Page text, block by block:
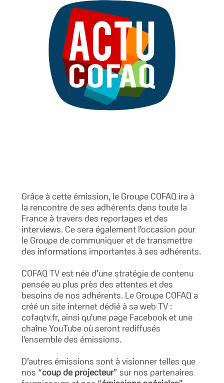
Grâce à cette émission, le Groupe COFAQ ira à
la rencontre de ses adhérents dans toute la
France à travers des reportages et des
interviews. Ce sera également l'occasion pour
le Groupe de communiquer et de transmettre
des informations importantes à ses adhérents.
COFAQ TV est née d’une stratégie de contenu
pensée au plus près des attentes et des
besoins de nos adhérents. Le Groupe COFAQ a
créé un site internet dédié à sa web TV :
cofaqtv.fr, ainsi qu'une page Facebook et une
chaîne YouTube où seront rediffusés
l'ensemble des émissions.
D’autres émissions sont à visionner telles que
nos “coup de projecteur” sur nos partenaires